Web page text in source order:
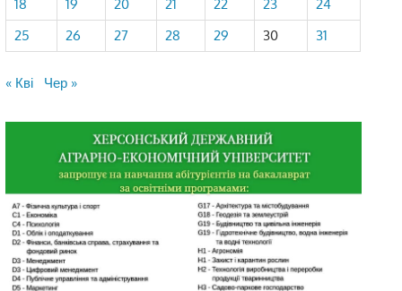
18
19 20 21 22 23
24
25
26 27 28 29 30 31
« Кві Чер »